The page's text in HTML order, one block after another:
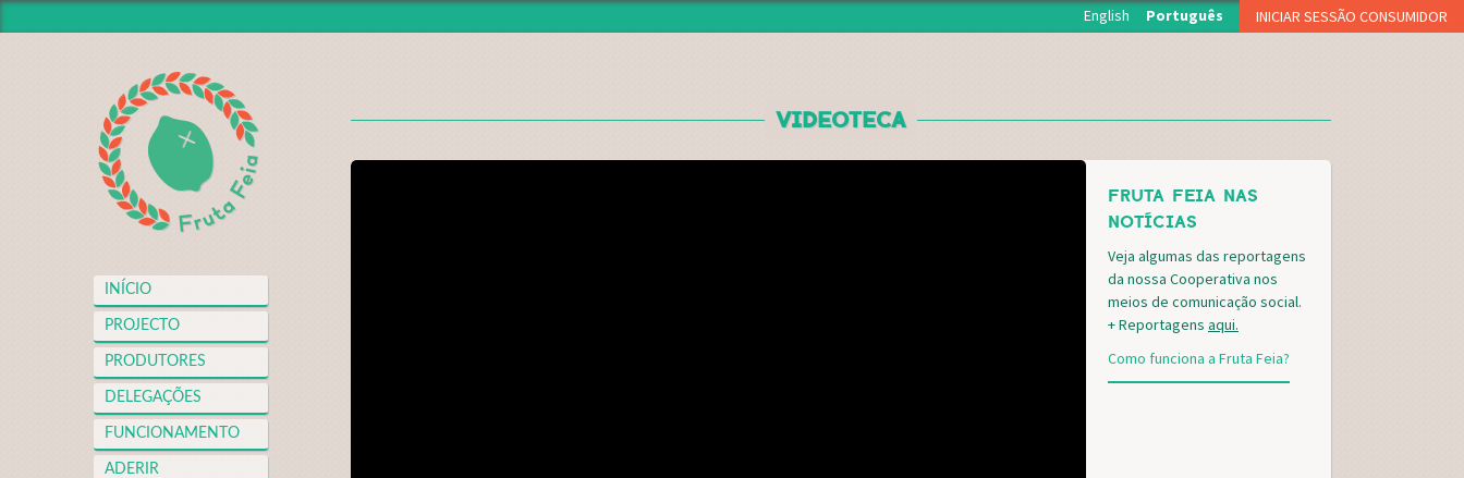
INICIAR SESSÃO CONSUMIDOR
PROJECTO
PRODUTORES
DELEGAÇÕES
FUNCIONAMENTO
VIDEOTECA
CONTACTO
PALAVRA-PASSE
CAPTCHA
English Português
INÍCIO
PROJECTO
PRODUTORES
DELEGAÇÕES
FUNCIONAMENTO
ADERIR
VIDEOTECA
FRUTA FEIA NAS
NOTÍCIAS
Veja algumas das reportagens
da nossa Cooperativa nos
meios de comunicação social.
+ Reportagens aqui.
Como funciona a Fruta Feia?